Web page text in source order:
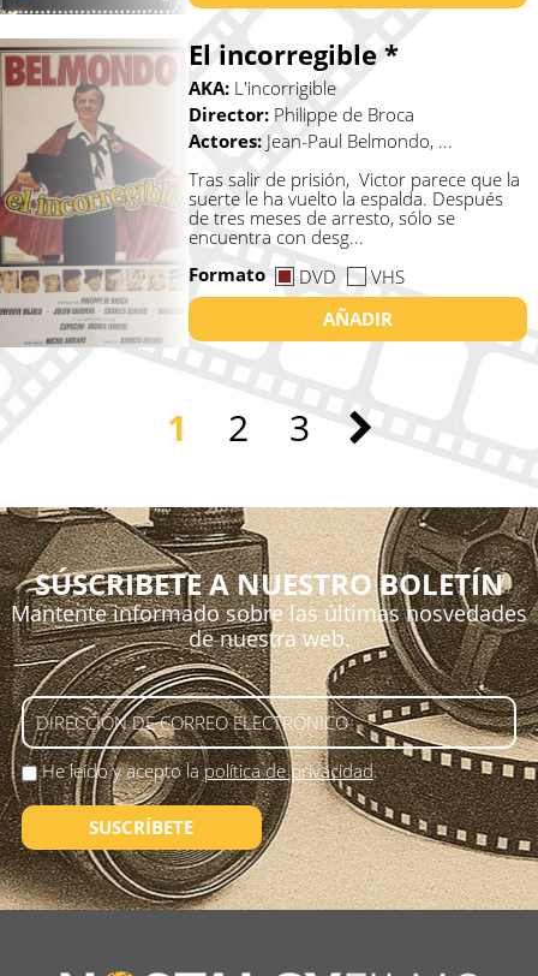
El incorregible *
AKA: L'incorrigible
Director: Philippe de Broca
Actores: Jean-Paul Belmondo, ...
Tras salir de prisión, Victor parece que la
suerte le ha vuelto la espalda. Después
de tres meses de arresto, sólo se
encuentra con desg...
Formato
DVD
VHS
AÑADIR
1 2 3
SÚSCRIBETE A NUESTRO BOLETÍN
Mantente informado sobre las últimas nosvedades
de nuestra web.
He leído y acepto lapolítica de privacidad.
SUSCRÍBETE